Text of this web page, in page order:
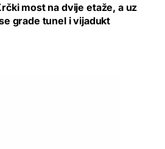
most na dvije etaže, a uz
grade tunel i vijadukt